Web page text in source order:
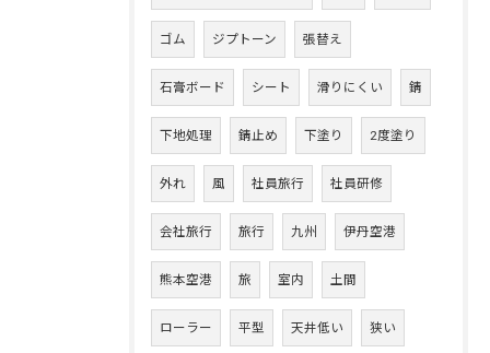
ゴム ジプトーン 張替え
石膏ボード シート 滑りにくい 錆
下地処理 錆止め 下塗り 2度塗り
外れ 風 社員旅行 社員研修
会社旅行 旅行 九州 伊丹空港
熊本空港 旅 室内 土間
ローラー 平型 天井低い 狭い